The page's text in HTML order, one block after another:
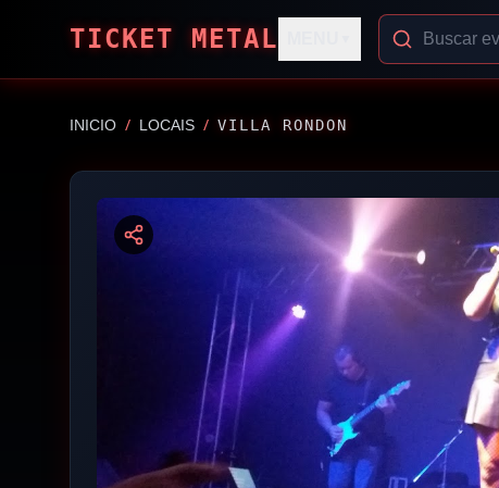
TICKET METAL
INICIO / LOCAIS / VILLA RONDON